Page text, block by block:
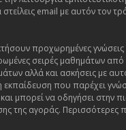
email με αυτόν τον
προχωρημένες γνώσεις
σειρές μαθημάτων από
αλλά και ασκήσεις με
εκπαίδευση που παρέχει
μπορεί να οδηγήσει στην
της αγοράς. Περισσότερες